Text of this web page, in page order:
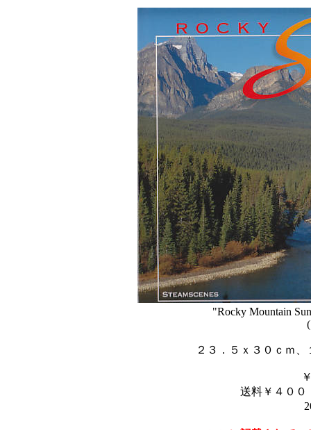
"Rocky Mountain
２３．５ｘ３０ｃｍ
送料￥４００